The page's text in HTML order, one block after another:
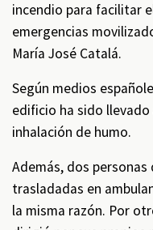
incendio para facilitar
emergencias
María José Catalá.
Según medios
edificio ha sido
inhalación de humo.
Además, dos
trasladadas en
la misma razón. Por